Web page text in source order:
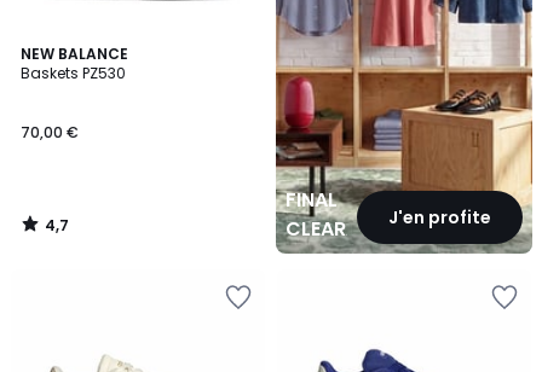
NEW BALANCE
Baskets PZ530
70,00 €
4,7
/ 5
4,7
/
FINAL
CLEARANCEJ'en profite